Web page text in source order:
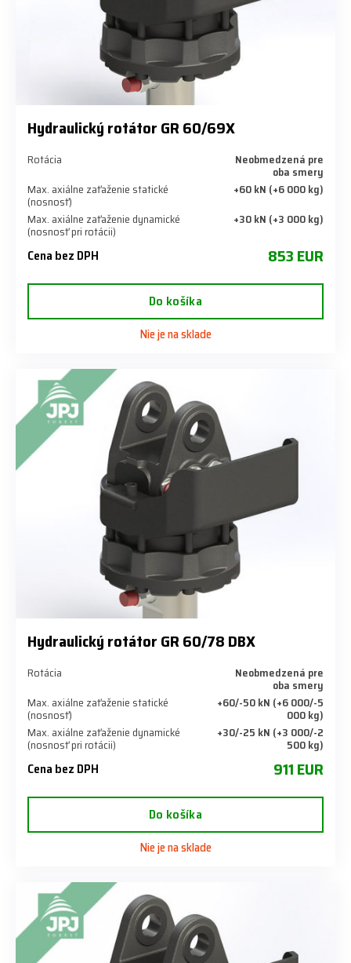
Hydraulický rotátor GR 60/69X
Rotácia Neobmedzená pre
oba smery
Max. axiálne zaťaženie statické
(nosnosť)
+60 kN (+6 000 kg)
Max. axiálne zaťaženie dynamické
(nosnosť pri rotácii)
+30 kN (+3 000 kg)
Cena bez DPH 853 EUR
Do košíka
Nie je na sklade
Hydraulický rotátor GR 60/78 DBX
Rotácia Neobmedzená pre
oba smery
Max. axiálne zaťaženie statické
(nosnosť)
+60/-50 kN (+6 000/-5
000 kg)
Max. axiálne zaťaženie dynamické
(nosnosť pri rotácii)
+30/-25 kN (+3 000/-2
500 kg)
Cena bez DPH 911 EUR
Do košíka
Nie je na sklade